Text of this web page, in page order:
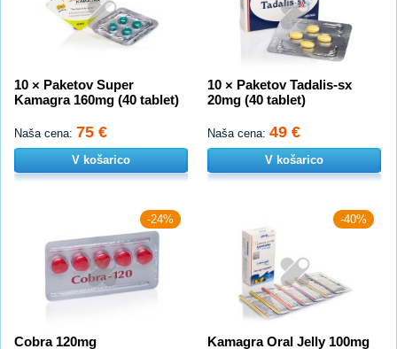
10 × Paketov Super
Kamagra 160mg (40 tablet)
Naša cena: 75 €
V košarico
10 × Paketov Tadalis-sx
20mg (40 tablet)
Naša cena: 49 €
V košarico
-24%
Cobra 120mg
-40%
Kamagra Oral Jelly 100mg